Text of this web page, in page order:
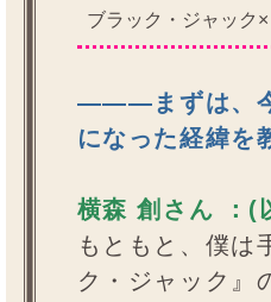
ブラック・ジャック
―――まずは、今
になった経緯を
横森 創さん ：(
もともと、僕は
ク・ジャック』